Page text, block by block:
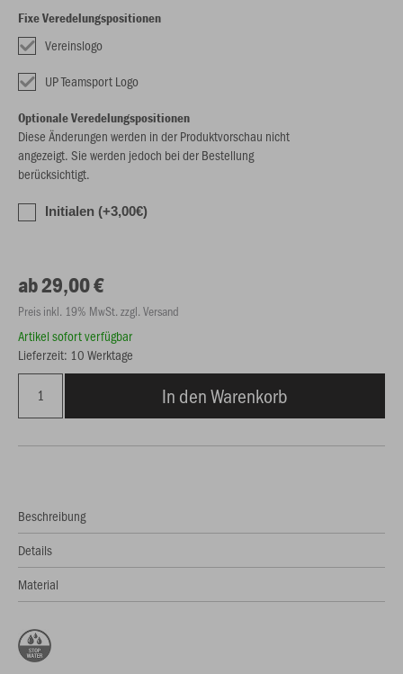
Fixe Veredelungspositionen
Vereinslogo
UP Teamsport Logo
Optionale Veredelungspositionen
Diese Änderungen werden in der Produktvorschau nicht
angezeigt. Sie werden jedoch bei der Bestellung
berücksichtigt.
Initialen (+3,00€)
ab 29,00 €
Preis inkl. 19% MwSt. zzgl. Versand
Artikel sofort verfügbar
Lieferzeit: 10 Werktage
In den Warenkorb
Beschreibung
Details
Material